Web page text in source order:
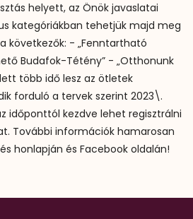
helyett, az Önök javaslatai
kategóriákban tehetjük majd meg
következők: - „Fenntartható
Budafok-Tétény” - „Otthonunk
több idő lesz az ötletek
forduló a tervek szerint 2023\.
időponttól kezdve lehet regisztrálni
További információk hamarosan
honlapján és Facebook oldalán!